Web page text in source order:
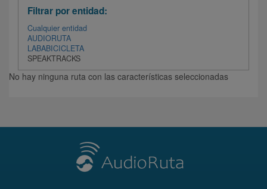
Filtrar por entidad:
Cualquier entidad
AUDIORUTA
LABABICICLETA
SPEAKTRACKS
No hay ninguna ruta con las características seleccionadas